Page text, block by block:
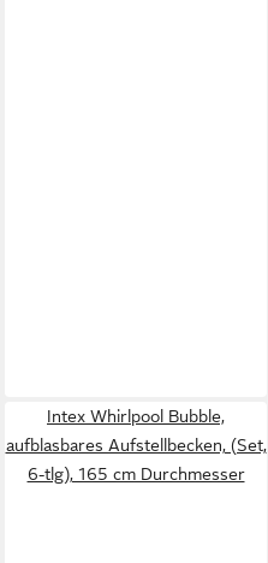
Intex Whirlpool Bubble,
aufblasbares Aufstellbecken, (Set,
6-tlg), 165 cm Durchmesser